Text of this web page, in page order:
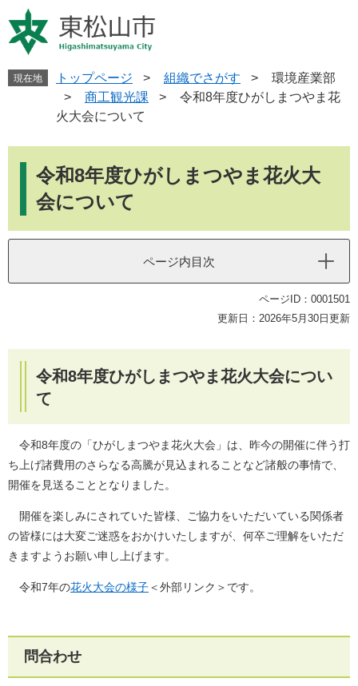
ー
ジ
ニ
ュ
現在地 トップページ > 組織でさがす >
環境産業部
>
商工観光課 >
令和8年度ひがしまつやま花
火大会について
令和8年度ひがしまつやま花火大
会について
ページ内目次
ページID：0001501
更新日：2026年5月30日更新
令和8年度ひがしまつやま花火大会につい
て
令和8年度の「ひがしまつやま花火大会」は、昨今の開催に伴う打
ち上げ諸費用のさらなる高騰が見込まれることなど諸般の事情で、
開催を見送ることとなりました。
開催を楽しみにされていた皆様、ご協力をいただいている関係者
の皆様には大変ご迷惑をおかけいたしますが、何卒ご理解をいただ
きますようお願い申し上げます。
令和7年の花火大会の様子＜外部リンク＞ です。​
問合わせ